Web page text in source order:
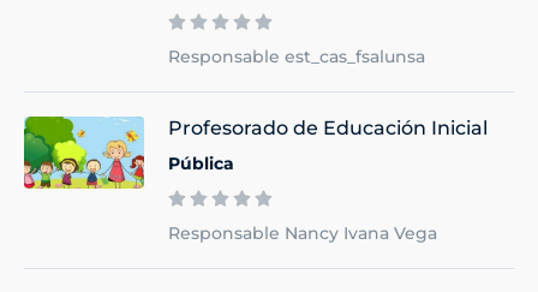
Responsable est_cas_fsalunsa
Profesorado de Educación Inicial
Pública
Responsable Nancy Ivana Vega